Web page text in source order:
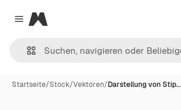
Close menu
Magnific
Startseite/Stock/Vektoren/Darstellung von Stip…